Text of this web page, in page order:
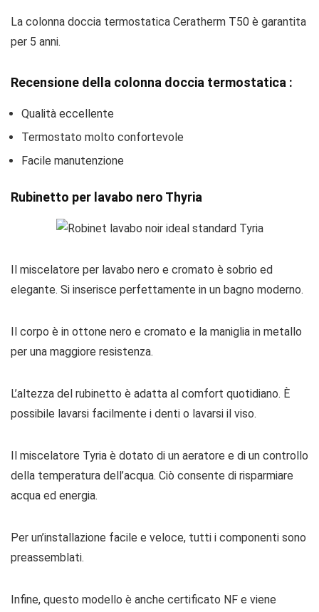
La colonna doccia termostatica Ceratherm T50 è garantita
per 5 anni.
Recensione della colonna doccia termostatica :
Qualità eccellente
Termostato molto confortevole
Facile manutenzione
Rubinetto per lavabo nero Thyria
Il miscelatore per lavabo nero e cromato è sobrio ed
elegante. Si inserisce perfettamente in un bagno moderno.
Il corpo è in ottone nero e cromato e la maniglia in metallo
per una maggiore resistenza.
L’altezza del rubinetto è adatta al comfort quotidiano. È
possibile lavarsi facilmente i denti o lavarsi il viso.
Il miscelatore Tyria è dotato di un aeratore e di un controllo
della temperatura dell’acqua. Ciò consente di risparmiare
acqua ed energia.
Per un’installazione facile e veloce, tutti i componenti sono
preassemblati.
Infine, questo modello è anche certificato NF e viene